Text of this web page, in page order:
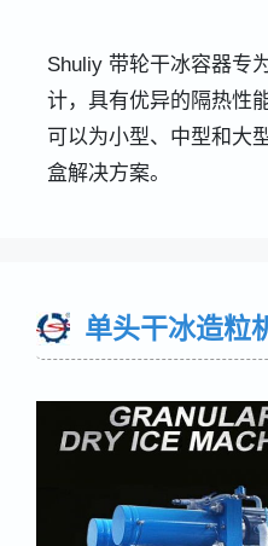
Shuliy 带轮干冰容器专
计，具有优异的隔热性
可以为小型、中型和大
盒解决方案。
单头干冰造粒